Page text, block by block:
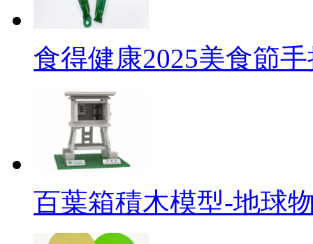
食得健康2025美食節
百葉箱積木模型-地球